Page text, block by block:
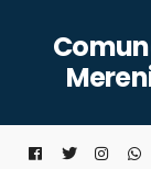
content
for: